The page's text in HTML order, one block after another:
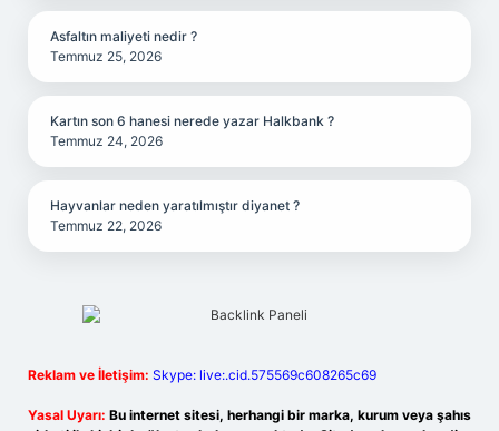
Asfaltın maliyeti nedir ?
Temmuz 25, 2026
Kartın son 6 hanesi nerede yazar Halkbank ?
Temmuz 24, 2026
Hayvanlar neden yaratılmıştır diyanet ?
Temmuz 22, 2026
Reklam ve İletişim: Skype: live:.cid.575569c608265c69
Yasal Uyarı: Bu internet sitesi, herhangi bir marka, kurum veya şahıs